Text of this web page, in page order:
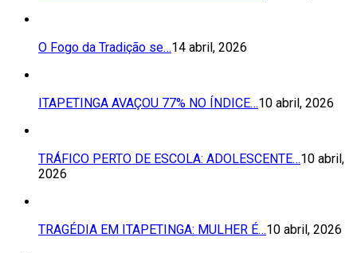
O Fogo da Tradição se…14 abril, 2026
ITAPETINGA AVAÇOU 77% NO ÍNDICE…10 abril, 2026
TRÁFICO PERTO DE ESCOLA: ADOLESCENTE…10 abril,
2026
TRAGÉDIA EM ITAPETINGA: MULHER É…10 abril, 2026